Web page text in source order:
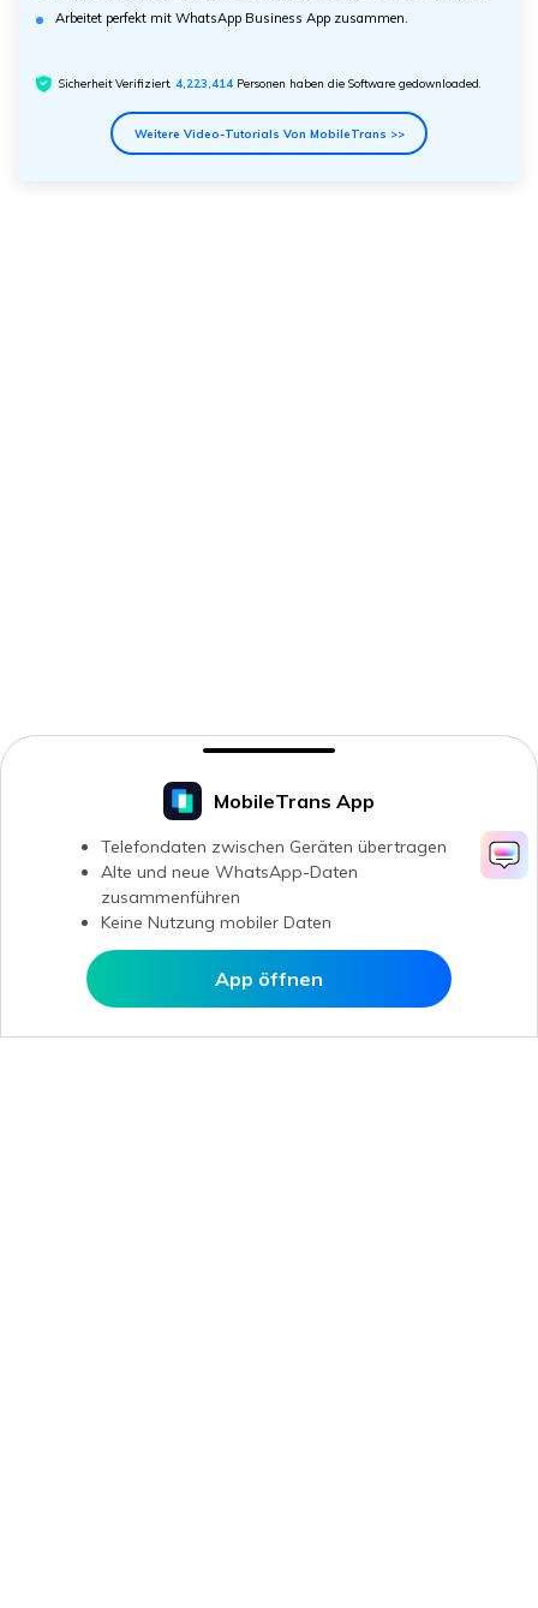
In MobileTrans öffnen
MobileTrans App
Telefondaten zwischen Geräten übertragen
Alte und neue WhatsApp-Daten
zusammenführen
Keine Nutzung mobiler Daten
App öffnen
Arbeitet perfekt mit WhatsApp Business App zusammen.
Sicherheit Verifiziert.4,223,414 Personen haben die Software gedownloaded.
Weitere Video-Tutorials Von MobileTrans >>